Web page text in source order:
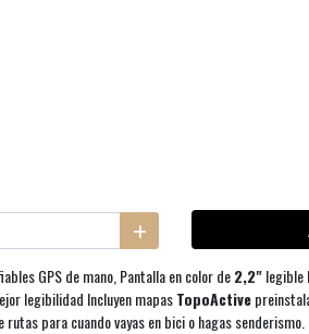
GPS de mano, Pantalla en color de2,2"legible
legibilidad Incluyen mapasTopoActive
para cuando vayas en bici o hagas senderismo.